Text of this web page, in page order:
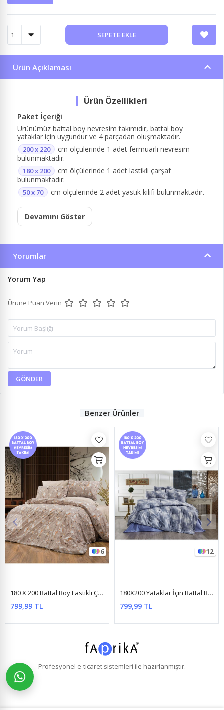
SEPETE EKLE
Ürün Açıklaması
Paket İçeriği
Ürünümüz battal boy nevresim takımıdır, battal boy
yataklar için uygundur ve 4 parçadan oluşmaktadır.
200 x 220
cm ölçülerinde 1 adet fermuarlı nevresim
bulunmaktadır.
180 x 200
cm ölçülerinde 1 adet lastikli çarşaf
bulunmaktadır.
50 x 70 cm ölçülerinde 2 adet yastık kılıfı bulunmaktadır.
Devamını Göster
Yorumlar
Yorum Yap
Ürüne Puan Verin
GÖNDER
Benzer Ürünler
12
799,99 TL
1.349,99 TL
1.499,99 TL
Profesyonel e-ticaretsistemleri ile hazırlanmıştır.